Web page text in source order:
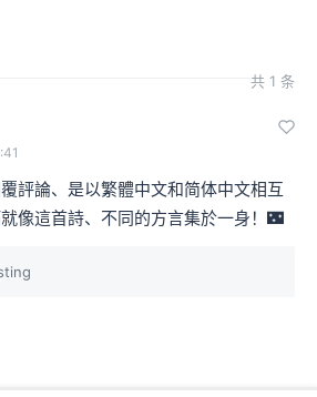
共 1 条
評論、是以繁體中文和简体中文相互
像這首詩、不同的方言集於一身！🌃